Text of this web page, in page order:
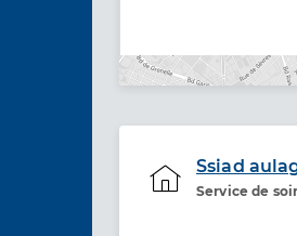
Ssiad
Service de